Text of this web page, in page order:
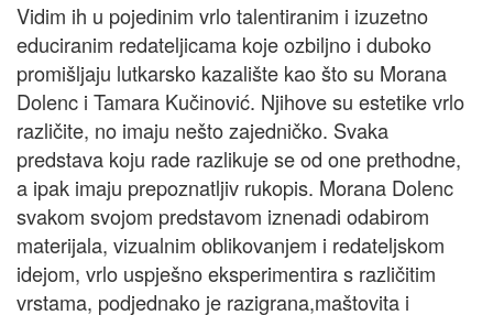
Vidim ih u pojedinim vrlo talentiranim i izuzetno
educiranim redateljicama koje ozbiljno i duboko
promišljaju lutkarsko kazalište kao što su Morana
Dolenc i Tamara Kučinović. Njihove su estetike vrlo
različite, no imaju nešto zajedničko. Svaka
predstava koju rade razlikuje se od one prethodne,
a ipak imaju prepoznatljiv rukopis. Morana Dolenc
svakom svojom predstavom iznenadi odabirom
materijala, vizualnim oblikovanjem i redateljskom
idejom, vrlo uspješno eksperimentira s različitim
vrstama, podjednako je razigrana,maštovita i